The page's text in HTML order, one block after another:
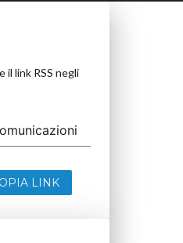
il link RSS negli
LINK